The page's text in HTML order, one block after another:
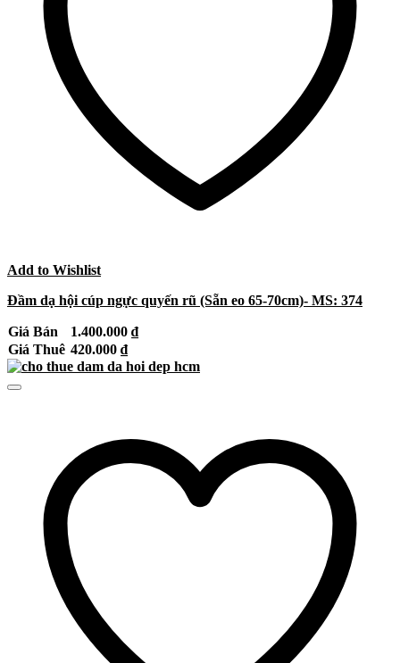
Add to Wishlist
Đầm dạ hội cúp ngực quyến rũ (Sẵn eo 65-70cm)- MS: 374
Giá Bán 1.400.000 ₫
Giá Thuê 420.000 ₫